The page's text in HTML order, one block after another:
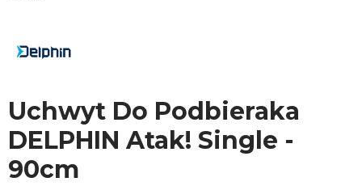
Uchwyt Do Podbieraka
DELPHIN Atak! Single -
90cm